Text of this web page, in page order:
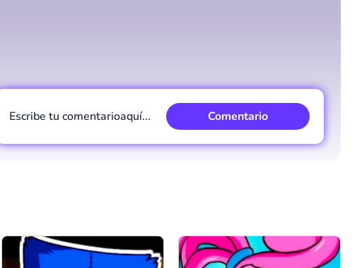
Escribe tu comentarioaquí... Comentario